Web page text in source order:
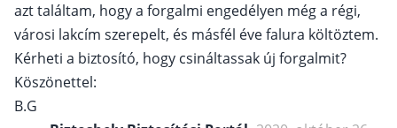
azt találtam, hogy a forgalmi engedélyen még a régi,
városi lakcím szerepelt, és másfél éve falura költöztem.
Kérheti a biztosító, hogy csináltassak új forgalmit?
Köszönettel:
B.G